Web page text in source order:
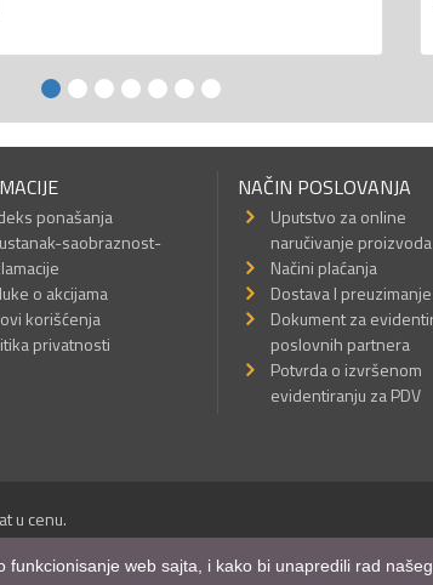
ponašanja
saobraznost-
o akcijama
korišćenja
privatnosti
NAČIN POSLOVANJA
Uputstvo za online
naručivanje proizvoda
Načini plaćanja
Dostava I
Dokument za
poslovnih partnera
Potvrda o izvršenom
evidentiranju za PDV
u cenu.
,Izrada sajtaimobilnih aplikacijai SEO optimizacija
web sajta, i kako bi unapredili rad